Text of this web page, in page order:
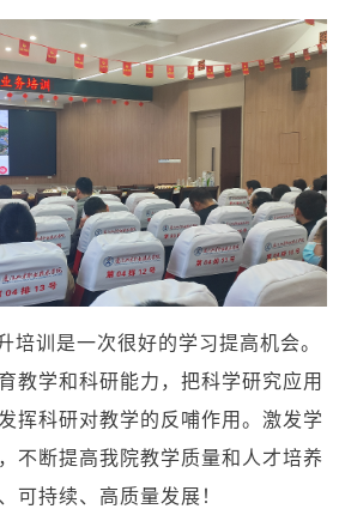
培训是一次很好的学习提高机会。
教学和科研能力，把科学研究应用
挥科研对教学的反哺作用。激发学
不断提高我院教学质量和人才培养
可持续、高质量发展！